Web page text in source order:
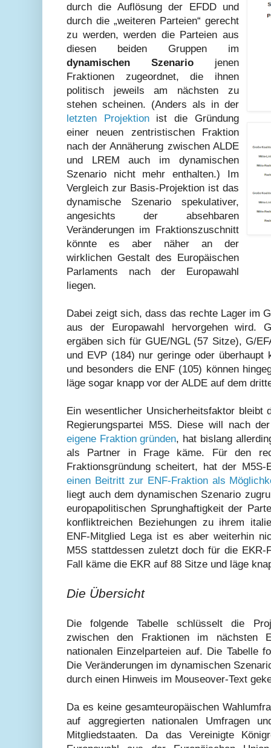
durch die Auflösung der EFDD und
durch die „weiteren Parteien“ gerecht
zu werden, werden die Parteien aus
diesen beiden Gruppen im
dynamischen Szenario jenen
Fraktionen zugeordnet, die ihnen
politisch jeweils am nächsten zu
stehen scheinen. (Anders als in der
letzten Projektionist die Gründung
einer neuen zentristischen Fraktion
nach der Annäherung zwischen ALDE
und LREM auch im dynamischen
Szenario nicht mehr enthalten.) Im
Vergleich zur Basis-Projektion ist das
dynamische Szenario spekulativer,
angesichts der absehbaren
Veränderungen im Fraktionszuschnitt
könnte es aber näher an der
wirklichen Gestalt des Europäischen
Parlaments nach der Europawahl
liegen.
Dabei zeigt sich, dass das rechte Lager im
aus der Europawahl hervorgehen wird.
ergäben sich für GUE/NGL (57 Sitze), G/
und EVP (184) nur geringe oder überhaupt
und besonders die ENF (105) können
läge sogar knapp vor der ALDE auf dem
Ein wesentlicher Unsicherheitsfaktor bleibt
Regierungspartei M5S. Diese will nach
eigene Fraktion gründen, hat bislang
als Partner in Frage käme. Für den
Fraktionsgründung scheitert, hat der M5S-
einen Beitritt zur ENF-Fraktion als
liegt auch dem dynamischen Szenario
europapolitischen Sprunghaftigkeit der
konfliktreichen Beziehungen zu ihrem
ENF-Mitglied Lega ist es aber weiterhin
M5S stattdessen zuletzt doch für die EKR-
Fall käme die EKR auf 88 Sitze und läge
Die Übersicht
Die folgende Tabelle schlüsselt die
zwischen den Fraktionen im nächsten
nationalen Einzelparteien auf. Die Tabelle
Die Veränderungen im dynamischen
durch einen Hinweis im Mouseover-Text
Da es keine gesamteuropäischen
auf aggregierten nationalen Umfragen
Mitgliedstaaten. Da das Vereinigte